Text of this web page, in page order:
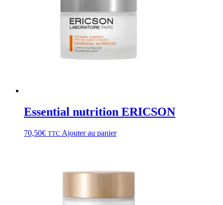
Essential nutrition ERICSON
70,50€ TTC Ajouter au panier